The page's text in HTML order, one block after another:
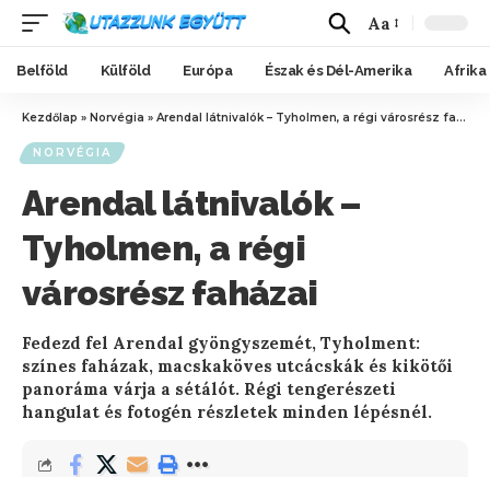
Aa
Belföld Külföld Európa Észak és Dél-Amerika Afrika
Kezdőlap » Norvégia » Arendal látnivalók – Tyholmen, a régi városrész faházai
NORVÉGIA
Arendal látnivalók –
Tyholmen, a régi
városrész faházai
Fedezd fel Arendal gyöngyszemét, Tyholment:
színes faházak, macskaköves utcácskák és kikötői
panoráma várja a sétálót. Régi tengerészeti
hangulat és fotogén részletek minden lépésnél.